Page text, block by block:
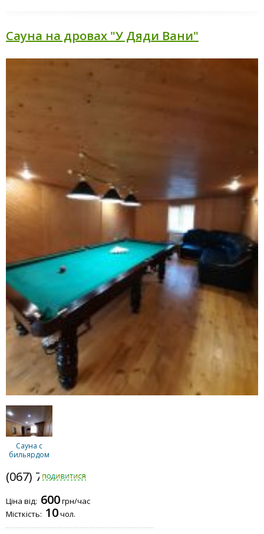
Сауна на дровах "У Дяди Вани"
Сауна с
бильярдом
(067) 788-4944
Ціна від: 600грн/час
Місткість: 10чол.